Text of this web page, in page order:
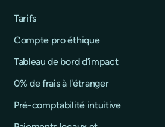
Tarifs
Compte pro éthique
Tableau de bord d’impact
0% de frais à l'étranger
Pré-comptabilité intuitive